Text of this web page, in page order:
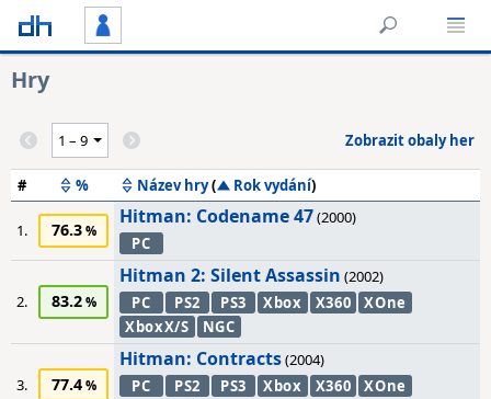
Hry
Zobrazit obaly her
# % Název hry( Rok vydání)
1. 76.3
Hitman: Codename 47(2000)
PC
2. 83.2
Hitman 2: Silent Assassin (2002)
PC
PS2 PS3 Xbox X360
XOne
XboxX/S
NGC
3. 77.4
Hitman: Contracts(2004)
PC
PS2 PS3 Xbox X360
XOne